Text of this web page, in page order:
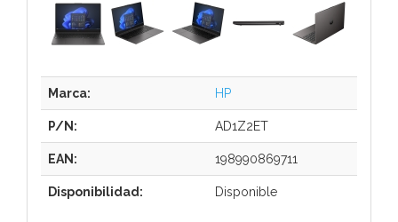
Marca: HP
P/N: AD1Z2ET
EAN: 198990869711
Disponibilidad: Disponible